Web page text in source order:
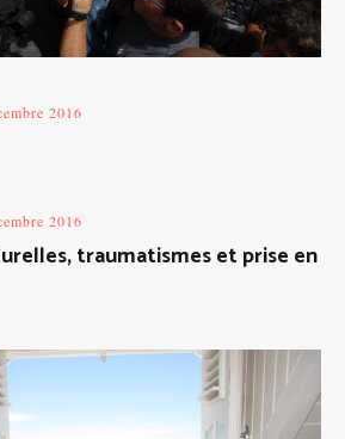
2016
2016
traumatismes et prise en